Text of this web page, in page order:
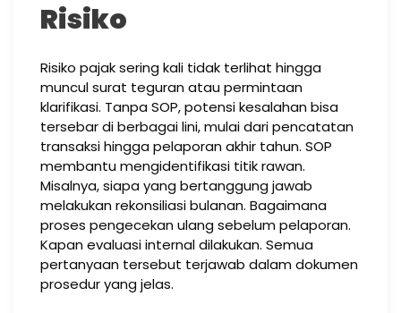
Risiko
Risiko pajak sering kali tidak terlihat hingga
muncul surat teguran atau permintaan
klarifikasi. Tanpa SOP, potensi kesalahan bisa
tersebar di berbagai lini, mulai dari pencatatan
transaksi hingga pelaporan akhir tahun. SOP
membantu mengidentifikasi titik rawan.
Misalnya, siapa yang bertanggung jawab
melakukan rekonsiliasi bulanan. Bagaimana
proses pengecekan ulang sebelum pelaporan.
Kapan evaluasi internal dilakukan. Semua
pertanyaan tersebut terjawab dalam dokumen
prosedur yang jelas.